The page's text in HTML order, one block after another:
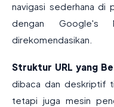
navigasi sederhana di
dengan Google's
direkomendasikan.
Struktur URL yang
dibaca dan deskriptif
tetapi juga mesin